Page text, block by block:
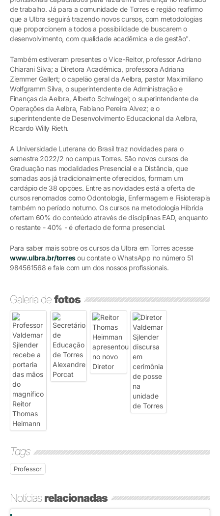
de trabalho. Já para a comunidade de Torres e região reafirmo
que a Ulbra seguirá trazendo novos cursos, com metodologias
que proporcionem a todos a possibilidade de buscarem o
desenvolvimento, com qualidade acadêmica e de gestão".
Também estiveram presentes o Vice-Reitor, professor Adriano
Chiarani Silva; a Diretora Acadêmica, professora Adriana
Ziemmer Gallert; o capelão geral da Aelbra, pastor Maximiliano
Wolfgramm Silva, o superintendente de Administração e
Finanças da Aelbra, Alberto Schwingel; o superintendente de
Operações da Aelbra, Fabiano Pereira Alvez; e o
superintendente de Desenvolvimento Educacional da Aelbra,
Ricardo Willy Rieth.
A Universidade Luterana do Brasil traz novidades para o
semestre 2022/2 no campus Torres. São novos cursos de
Graduação nas modalidades Presencial e a Distância, que
somadas aos já tradicionalmente oferecidos, formam um
cardápio de 38 opções. Entre as novidades está a oferta de
cursos renomados como Odontologia, Enfermagem e Fisioterapia
também no período noturno. Os cursos na metodologia Híbrida
ofertam 60% do conteúdo através de disciplinas EAD, enquanto
o restante - 40% - é ofertado de forma presencial.
Para saber mais sobre os cursos da Ulbra em Torres acesse
www.ulbra.br/torresou contate o WhatsApp no número 51
984561568 e fale com um dos nossos profissionais.
Galeria defotos
Tags
Professor
Notíciasrelacionadas